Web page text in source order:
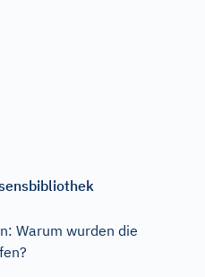
Warum wurden die